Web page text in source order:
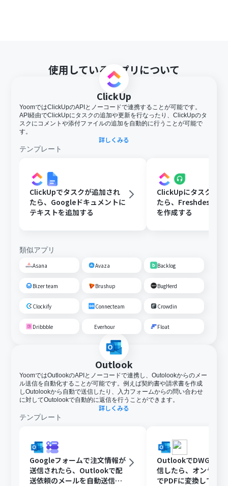
使用しているアプリについて
ClickUp
YoomではClickUpのAPIとノーコードで連携することが可能です。
API経由でClickUpにタスクの追加や更新を行なったり、ClickUpのタ
スクにコメントや添付ファイルの追加を自動的に行うことが可能で
す。
詳しくみる
テンプレート
ClickUpでタスクが追加され
たら、Googleドキュメントに
テキストを追加する
ClickUpにタスクが作
たら、Freshdeskに
を作成する
類似アプリ
Asana Avaza Backlog
Bizer team Brushup BugHerd
Clockify Connecteam Crowdin
Dribbble Everhour Float
Outlook
YoomではOutlookのAPIとノーコードで連携し、Outolookからのメー
ル送信を自動化することが可能です。例えば契約書や請求書を作成
しOutolookから自動で送信したり、入力フォームからの問い合わせ
に対してOutolookで自動的に返信を行うことができます。
詳しくみる
テンプレート
Googleフォームで注文情報が
送信されたら、Outlookで配
送依頼のメールを自動送信す
OutlookでDWGファ
信したら、オンライ
でPDFに変換して